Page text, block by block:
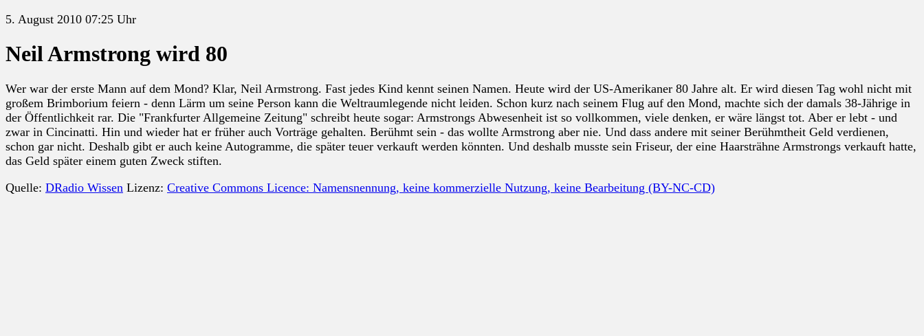
5. August 2010 07:25 Uhr
Neil Armstrong wird 80
Wer war der erste Mann auf dem Mond? Klar, Neil Armstrong. Fast jedes Kind kennt seinen Namen. Heute wird der US-Amerikaner 80 Jahre alt. Er wird diesen Tag wohl nicht mit
großem Brimborium feiern - denn Lärm um seine Person kann die Weltraumlegende nicht leiden. Schon kurz nach seinem Flug auf den Mond, machte sich der damals 38-Jährige in
der Öffentlichkeit rar. Die "Frankfurter Allgemeine Zeitung" schreibt heute sogar: Armstrongs Abwesenheit ist so vollkommen, viele denken, er wäre längst tot. Aber er lebt - und
zwar in Cincinatti. Hin und wieder hat er früher auch Vorträge gehalten. Berühmt sein - das wollte Armstrong aber nie. Und dass andere mit seiner Berühmtheit Geld verdienen,
schon gar nicht. Deshalb gibt er auch keine Autogramme, die später teuer verkauft werden könnten. Und deshalb musste sein Friseur, der eine Haarsträhne Armstrongs verkauft hatte,
das Geld später einem guten Zweck stiften.
Quelle: DRadio Wissen Lizenz: Creative Commons Licence: Namensnennung, keine kommerzielle Nutzung, keine Bearbeitung (BY-NC-CD)